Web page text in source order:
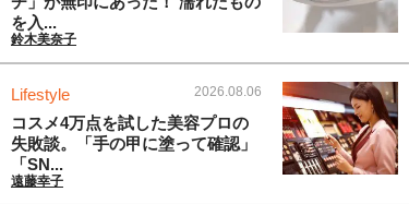
を入...
鈴木美奈子
Lifestyle 2026.08.06
コスメ4万点を試した美容プロの
失敗談。「手の甲に塗って確認」
「SN...
遠藤幸子